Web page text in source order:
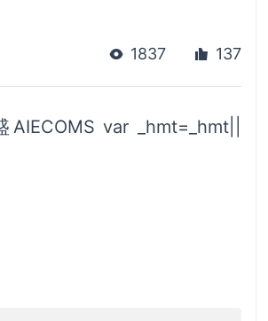
1837 137
var _hmt=_hmt||